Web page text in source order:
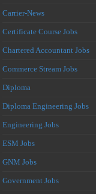
Carrier-News
Certificate Course Jobs
Chartered Accountant Jobs
Commerce Stream Jobs
Diploma
Diploma Engineering Jobs
Engineering Jobs
ESM Jobs
GNM Jobs
Government Jobs